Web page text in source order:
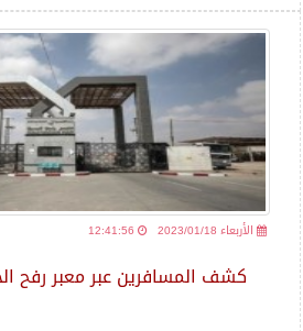
12:41:56
كشف المسافرين عبر معبر رفح الخميس